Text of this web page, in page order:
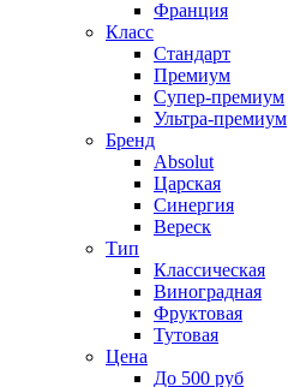
Франция
Класс
Стандарт
Премиум
Супер-премиум
Ультра-премиум
Бренд
Absolut
Царская
Синергия
Вереск
Тип
Классическая
Виноградная
Фруктовая
Тутовая
Цена
До 500 руб